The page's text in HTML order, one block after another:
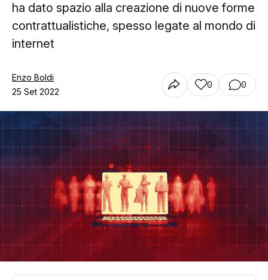
Contatti
ha dato spazio alla creazione di nuove forme
contrattualistiche, spesso legate al mondo di
internet
Enzo Boldi
25 Set 2022
0 0